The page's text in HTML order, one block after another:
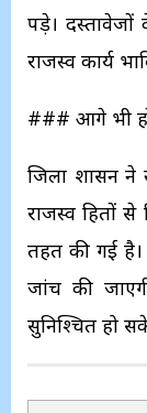
पड़े।
राजस्व कार्य
### आगे भी
जिला प्रशासन
राजस्व हितों
तहत की गई
जांच की
सुनिश्चित हो